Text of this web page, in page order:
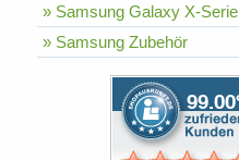
» Samsung Galaxy X-Serie
» Samsung Zubehör